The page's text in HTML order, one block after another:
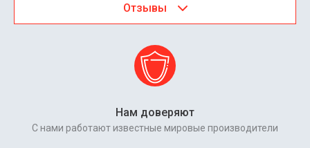
Отзывы
Нам доверяют
С нами работают известные мировые производители